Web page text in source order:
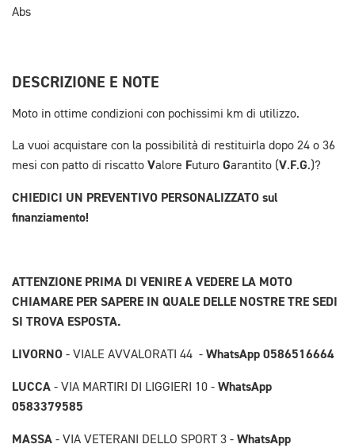
Abs
DESCRIZIONE E NOTE
Moto in ottime condizioni con pochissimi km di utilizzo.
La vuoi acquistare con la possibilità di restituirla dopo 24 o 36
mesi con patto di riscatto Valore Futuro Garantito (V.F.G.)?
CHIEDICI UN PREVENTIVO PERSONALIZZATO sul
finanziamento!
ATTENZIONE PRIMA DI VENIRE A VEDERE LA MOTO
CHIAMARE PER SAPERE IN QUALE DELLE NOSTRE TRE SEDI
SI TROVA ESPOSTA.
LIVORNO - VIALE AVVALORATI 44 - WhatsApp 0586516664
LUCCA - VIA MARTIRI DI LIGGIERI 10 - WhatsApp
0583379585
MASSA - VIA VETERANI DELLO SPORT 3 - WhatsApp